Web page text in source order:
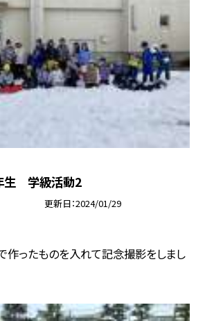
生 学級活動2
更新日 2024/01/29
作ったものを入れて記念撮影をしまし